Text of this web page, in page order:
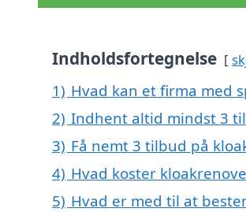
Indholdsfortegnelse
1) Hvad kan et firma med
2) Indhent altid mindst 3
3) Få nemt 3 tilbud på
4) Hvad koster
5) Hvad er med til at